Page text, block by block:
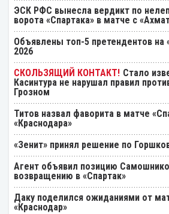
ЭСК РФС вынесла вердикт по
ворота «Спартака» в матче с
Объявлены топ-5 претендентов на
2026
Стало
Касинтура не нарушал правил
Грозном
Титов назвал фаворита в матче
«Краснодара»
«Зенит» принял решение по
Агент объявил позицию
возвращению в «Спартак»
Даку поделился ожиданиями от
«Краснодар»